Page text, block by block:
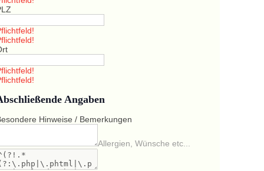
Angaben
Hinweise / Bemerkungen
Allergien, Wünsche etc...